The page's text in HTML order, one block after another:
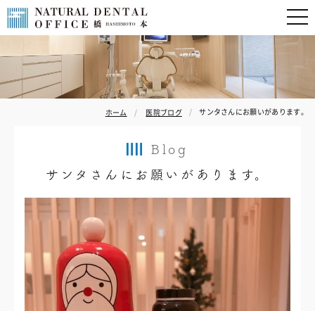
ホーム 医院ブログ サンタさんにお願いがあります。
Blog
サンタさんにお願いがあります。